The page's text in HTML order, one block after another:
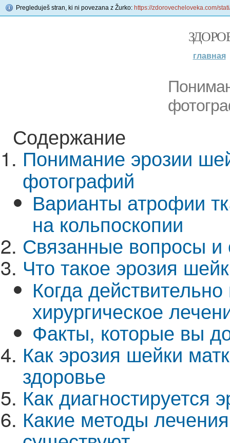
Pregleduješ stran, ki ni povezana z Žurko: https://zdorovecheloveka.com/